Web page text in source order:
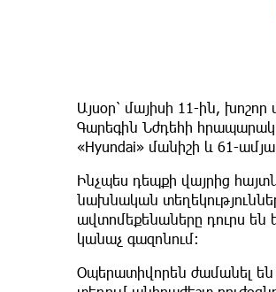
Այսօր՝ մայիսի 11-ին,
Գարեգին Նժդեհի
«Hyundai» մանիշի և 61-
Ինչպես դեպքի վայրից
նախնական
ավտոմեքենաները դուրս են
կանաչ գազոնում։
Օպերատիվորեն ժամանել են